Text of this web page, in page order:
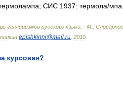
; СИС 1937: термола/мпа
галлицизмов русского языка . - М : Словарное
epishkinni@mail.ru 2010
курсовая?